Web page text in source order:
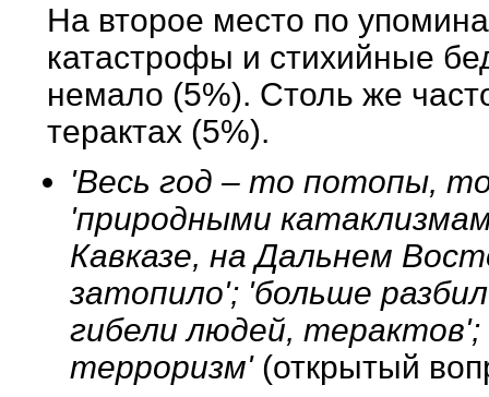
На второе место по
катастрофы и стихийные
немало (5%). Столь же
терактах (5%).
'Весь год – то потопы,
'природными
Кавказе, на Дальнем
затопило'; 'больше
гибели людей,
терроризм' (открытый